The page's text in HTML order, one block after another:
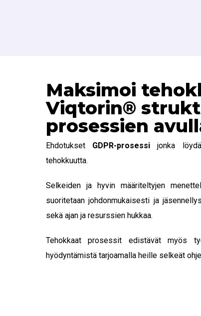
Maksimoi
Viqtorin®
prosessien
Ehdotukset GDPR-prosessi jonka
tehokkuutta.
Selkeiden ja hyvin määriteltyjen
suoritetaan johdonmukaisesti ja
sekä ajan ja resurssien hukkaa.
Tehokkaat prosessit edistävät myös
hyödyntämistä tarjoamalla heille selkeät